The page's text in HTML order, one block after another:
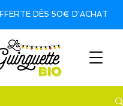
DÈS 50€ D'ACHAT